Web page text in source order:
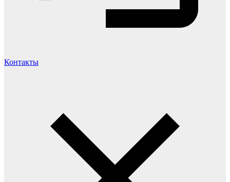
Контакты